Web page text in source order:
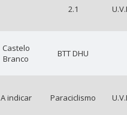
2.1
Castelo
Branco
BTT DHU
A indicar Paraciclismo